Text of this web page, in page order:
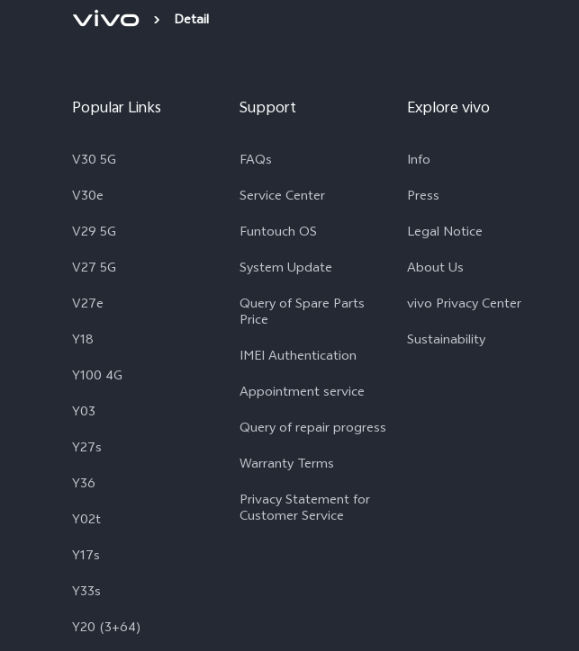
Detail
Popular Links
V30 5G
V30e
V29 5G
V27 5G
V27e
Y18
Y100 4G
Y03
Y27s
Y36
Y02t
Y17s
Y33s
Y20 (3+64)
Support
FAQs
Service Center
Funtouch OS
System Update
Query of Spare Parts
Price
IMEI Authentication
Appointment service
Query of repair progress
Warranty Terms
Privacy Statement for
Customer Service
Explore vivo
Info
Press
Legal Notice
About Us
vivo Privacy Center
Sustainability